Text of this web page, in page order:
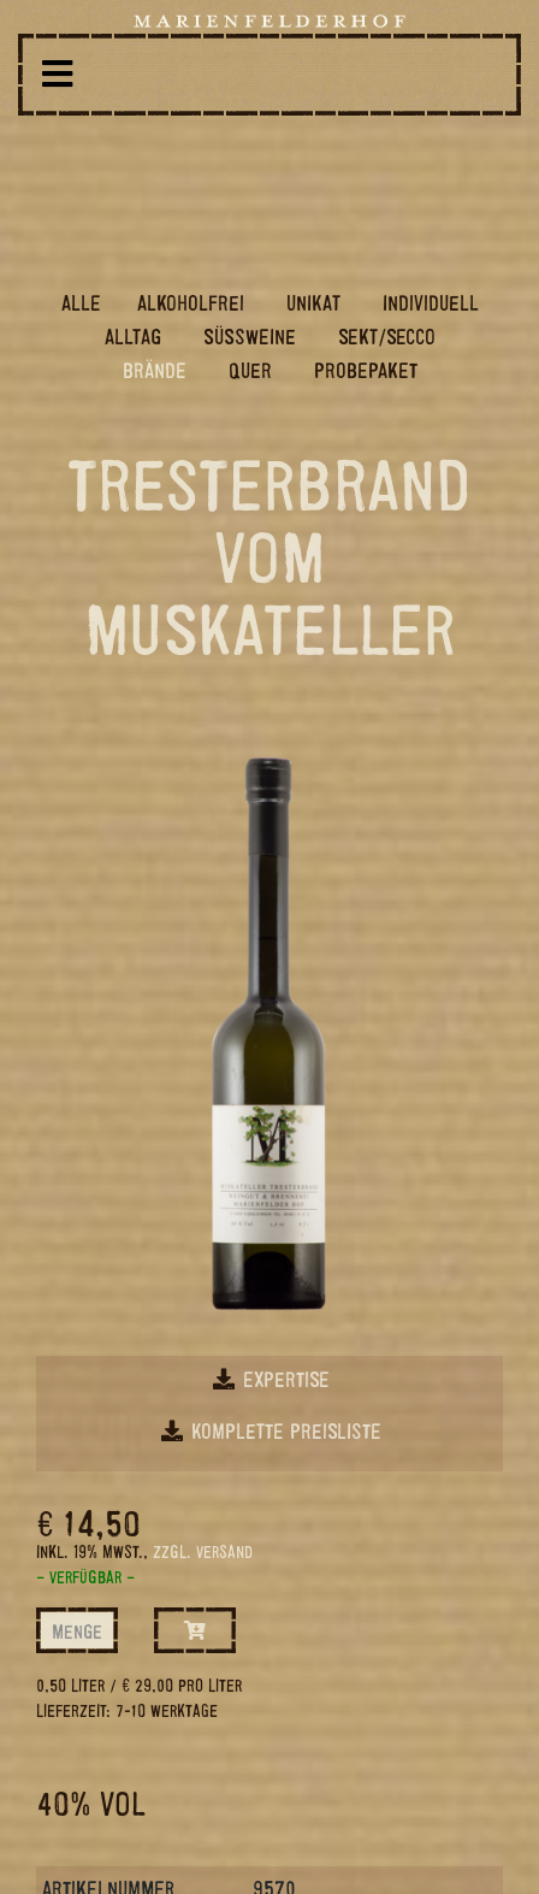
ALLE AL­KO­HOL­FREI UNI­KAT
IN­DI­VI­DU­ELL
ALL­TAG
SÜSS­WEI­NE
SEKT/SECCO
BRÄN­DE
QUER PRO­BE­PA­KET
TRESTERBRAND
VOM
MUSKATELLER
EXPERTISE
KOMPLETTE PREISLISTE
€ 14,50
INKL. 19% MWST., ZZGL. VERSAND
– VERFÜGBAR –
MENGE
0,50 LITER / € 29,00 PRO LITER
LIEFERZEIT: 7-10 WERKTAGE
40% VOL
ARTIKELNUMMER
9570